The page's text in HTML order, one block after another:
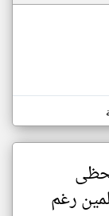
فلسطين
الساعة
والمباشرة
رغم